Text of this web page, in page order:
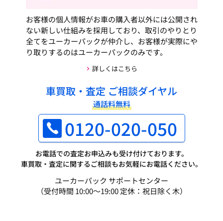
お客様の個人情報がお車の購入者以外には公開され
ない新しい仕組みを採用しており、取引のやりとり
全てをユーカーパックが仲介し、お客様が実際にや
り取りするのはユーカーパックのみです。
詳しくはこちら
車買取・査定 ご相談ダイヤル
通話料無料
0120-020-050
お電話での査定お申込みも受け付けております。
車買取・査定に関するご相談もお気軽にお電話ください。
ユーカーパック サポートセンター
（受付時間 10:00～19:00 定休：祝日除く木）